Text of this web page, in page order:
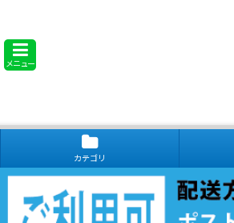
メニュー
カテゴリ